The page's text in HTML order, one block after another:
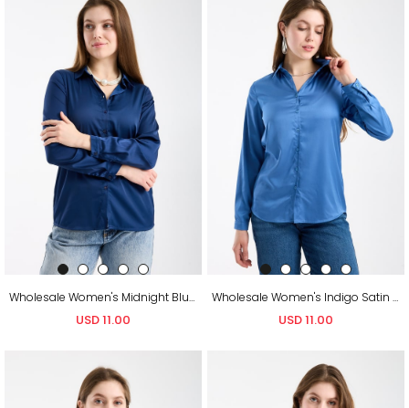
Wholesale Women's Midnight Blue Satin Long-Sleeve Shirt
USD 11.00
Wholesale Women's Indigo Satin Long-Sleeve Shirt
USD 11.00